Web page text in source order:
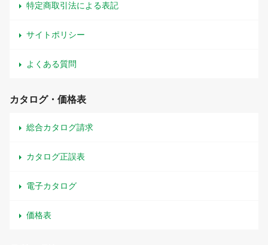
特定商取引法による表記
サイトポリシー
よくある質問
カタログ・価格表
総合カタログ請求
カタログ正誤表
電子カタログ
価格表